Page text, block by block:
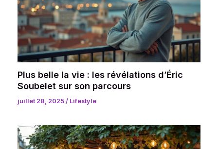
Plus belle la vie : les révélations d’Éric
Soubelet sur son parcours
juillet 28, 2025/ Lifestyle